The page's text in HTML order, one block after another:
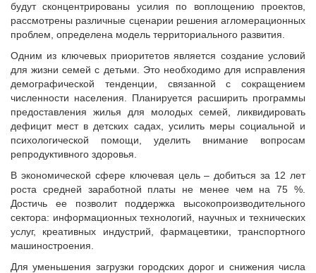
ВАРМСУ
Новости ВАРМСУ
НАСЕЛЕНИЕ И МСУ
Новости ТОС
Лучшие практики ТОС
ЮРИДИЧЕСКИЙ СОВЕТ
Новости юридического совета
будут сконцентрированы усилия по воплощению проектов,
рассмотрены различные сценарии решения агломерационных
проблем, определена модель территориального развития.
Одним из ключевых приоритетов является создание условий
для жизни семей с детьми. Это необходимо для исправления
демографической тенденции, связанной с сокращением
численности населения. Планируется расширить программы
предоставления жилья для молодых семей, ликвидировать
дефицит мест в детских садах, усилить меры социальной и
психологической помощи, уделить внимание вопросам
репродуктивного здоровья.
В экономической сфере ключевая цель – добиться за 12 лет
роста средней заработной платы не менее чем на 75 %.
Достичь ее позволит поддержка высокопроизводительного
сектора: информационных технологий, научных и технических
услуг, креативных индустрий, фармацевтики, транспортного
машиностроения.
Для уменьшения загрузки городских дорог и снижения числа